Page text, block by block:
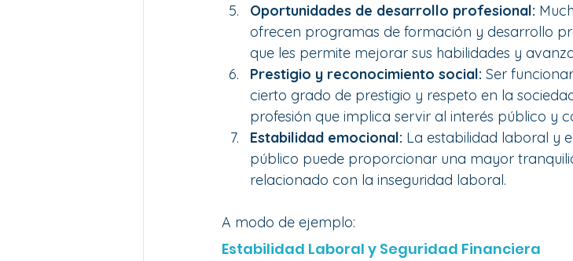
Oportunidades de desarrollo profesional:
ofrecen programas de formación y desarrollo
que les permite mejorar sus habilidades y
Prestigio y reconocimiento social: Ser
cierto grado de prestigio y respeto en la
profesión que implica servir al interés público y
Estabilidad emocional: La estabilidad laboral y
público puede proporcionar una mayor
relacionado con la inseguridad laboral.
A modo de ejemplo:
Estabilidad Laboral y Seguridad Financiera